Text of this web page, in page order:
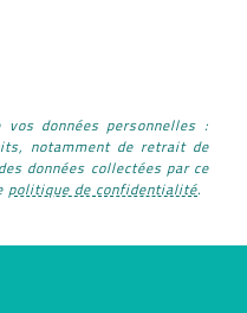
données personnelles :
notamment de retrait de
données collectées par ce
politique de confidentialité.